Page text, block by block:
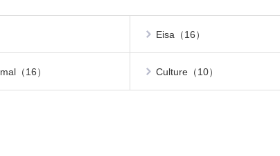
Eisa（16）
（16） Culture（10）